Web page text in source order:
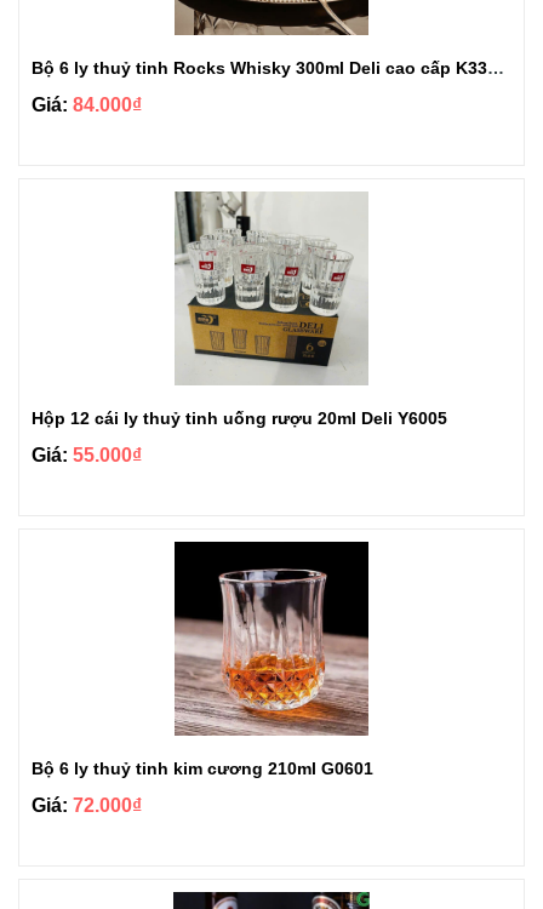
Bộ 6 ly thuỷ tinh Rocks Whisky 300ml Deli cao cấp K3326AC
Giá: 84.000₫
Hộp 12 cái ly thuỷ tinh uống rượu 20ml Deli Y6005
Giá: 55.000₫
Bộ 6 ly thuỷ tinh kim cương 210ml G0601
Giá: 72.000₫